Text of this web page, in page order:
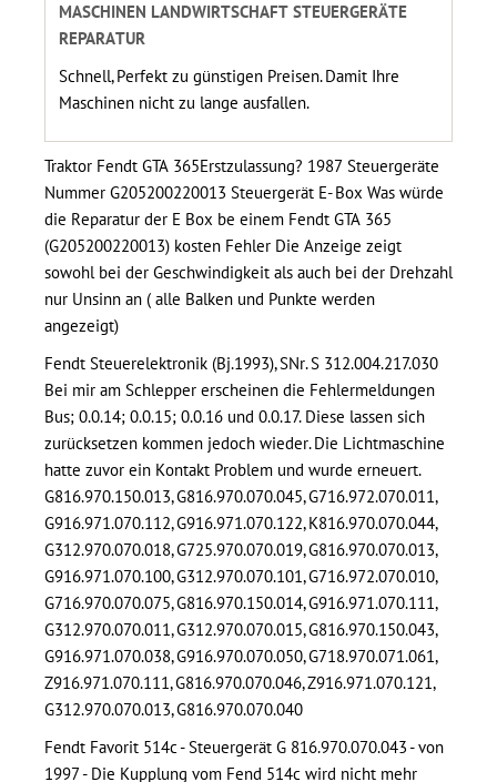
MASCHINEN LANDWIRTSCHAFT STEUERGERÄTE
REPARATUR
Schnell, Perfekt zu günstigen Preisen. Damit Ihre
Maschinen nicht zu lange ausfallen.
Traktor Fendt GTA 365Erstzulassung? 1987 Steuergeräte
Nummer G205200220013 Steuergerät E- Box Was würde
die Reparatur der E Box be einem Fendt GTA 365
(G205200220013) kosten Fehler Die Anzeige zeigt
sowohl bei der Geschwindigkeit als auch bei der Drehzahl
nur Unsinn an ( alle Balken und Punkte werden
angezeigt)
Fendt Steuerelektronik (Bj.1993), SNr. S 312.004.217.030
Bei mir am Schlepper erscheinen die Fehlermeldungen
Bus; 0.0.14; 0.0.15; 0.0.16 und 0.0.17. Diese lassen sich
zurücksetzen kommen jedoch wieder. Die Lichtmaschine
hatte zuvor ein Kontakt Problem und wurde erneuert.
G816.970.150.013, G816.970.070.045, G716.972.070.011,
G916.971.070.112, G916.971.070.122, K816.970.070.044,
G312.970.070.018, G725.970.070.019, G816.970.070.013,
G916.971.070.100, G312.970.070.101, G716.972.070.010,
G716.970.070.075, G816.970.150.014, G916.971.070.111,
G312.970.070.011, G312.970.070.015, G816.970.150.043,
G916.971.070.038, G916.970.070.050, G718.970.071.061,
Z916.971.070.111, G816.970.070.046, Z916.971.070.121,
G312.970.070.013, G816.970.070.040
Fendt Favorit 514c - Steuergerät G 816.970.070.043 - von
1997 - Die Kupplung vom Fend 514c wird nicht mehr